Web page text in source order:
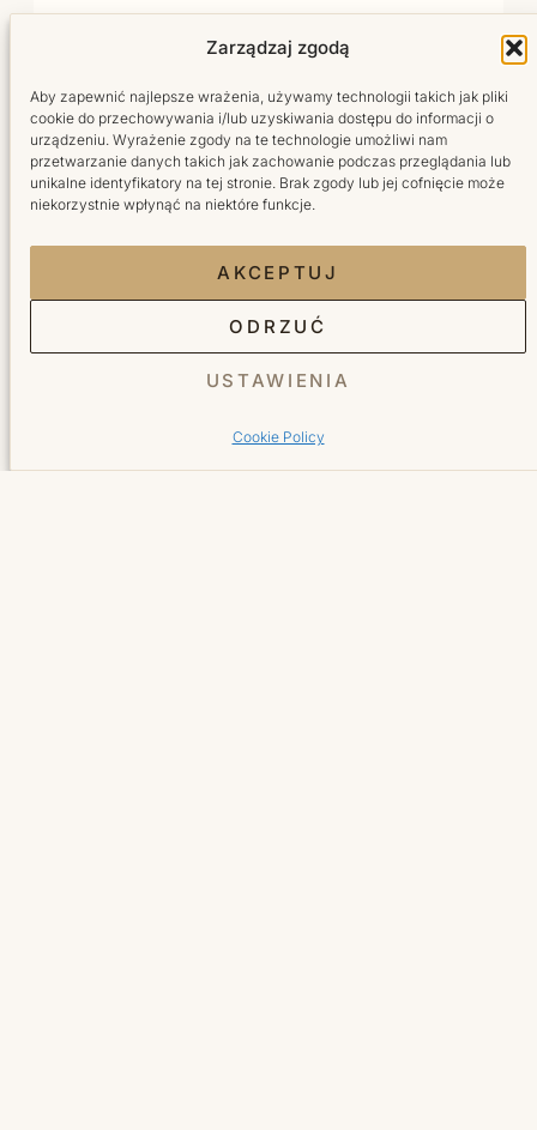
Zarządzaj zgodą
Aby zapewnić najlepsze wrażenia, używamy technologii takich jak pliki
cookie do przechowywania i/lub uzyskiwania dostępu do informacji o
urządzeniu. Wyrażenie zgody na te technologie umożliwi nam
przetwarzanie danych takich jak zachowanie podczas przeglądania lub
unikalne identyfikatory na tej stronie. Brak zgody lub jej cofnięcie może
niekorzystnie wpłynąć na niektóre funkcje.
AKCEPTUJ
ODRZUĆ
USTAWIENIA
Cookie Policy
Salon fryzjersko-kosmetyczny w sercu Wilanowa.
Tworzymy miejsce, do którego wraca się z radością.
Facebook Bellita
Instagram Bellita
TikTok Bellita
YouTube Bellita